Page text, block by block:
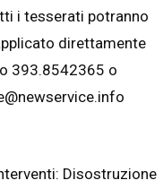
i tesserati potranno
direttamente
393.8542365 o
Disostruzione